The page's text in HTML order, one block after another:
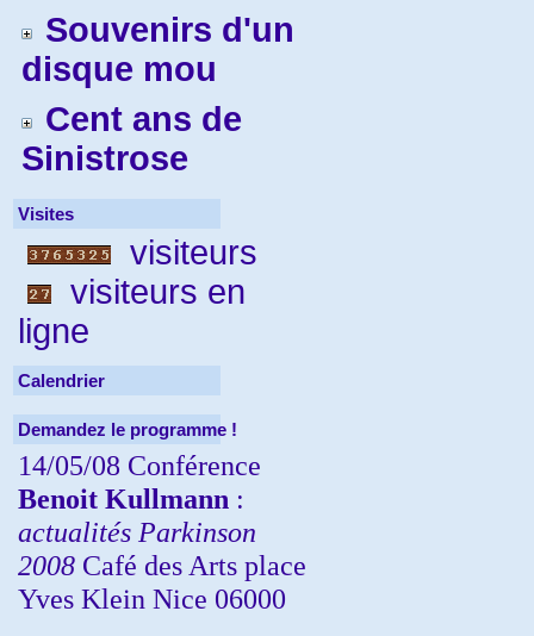
Souvenirs d'un
disque mou
Cent ans de
Sinistrose
Visites
visiteurs
visiteurs en
ligne
Calendrier
Demandez le programme !
14/05/08 Conférence
Benoit Kullmann :
actualités Parkinson
2008 Café des Arts place
Yves Klein Nice 06000